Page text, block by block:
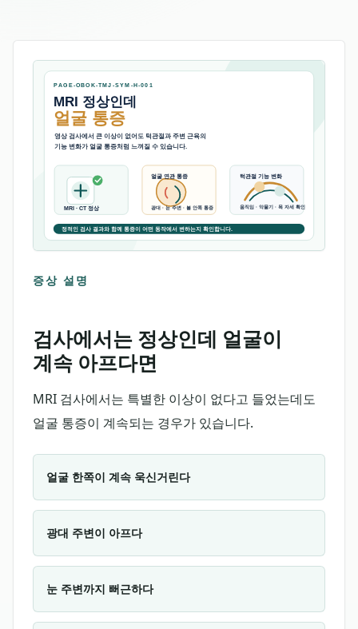
증상 설명
검사에서는 정상인데 얼굴이
계속 아프다면
MRI 검사에서는 특별한 이상이 없다고 들었는데도
얼굴 통증이 계속되는 경우가 있습니다.
얼굴 한쪽이 계속 욱신거린다
광대 주변이 아프다
눈 주변까지 뻐근하다